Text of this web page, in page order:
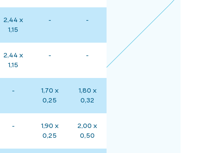
2,44 x
1,15
- -
2,44 x
1,15
- -
-
1,70 x
0,25
1,80 x
0,32
-
1,90 x
0,25
2,00 x
0,50